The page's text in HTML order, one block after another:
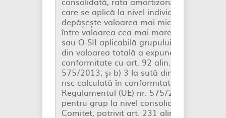
care se aplică la nivel individual sau
depășește valoarea mai mică dintre
între valoarea cea mai mare dintre rata
sau O-SII aplicabilă grupului la nivel
din valoarea totală a expunerii la risc
conformitate cu art. 92 alin. (3) din
575/2013; și b) 3 la sută din valoarea
risc calculată în conformitate cu art. 92
Regulamentul (UE) nr. 575/2013 sau
pentru grup la nivel consolidat a fost
Comitet, potrivit art. 231 alin. (1) din